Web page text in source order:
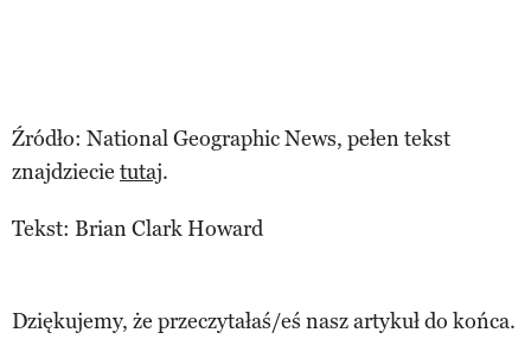
Źródło: National Geographic News, pełen tekst
znajdziecie tutaj.
Tekst: Brian Clark Howard
Dziękujemy, że przeczytałaś/eś nasz artykuł do końca.